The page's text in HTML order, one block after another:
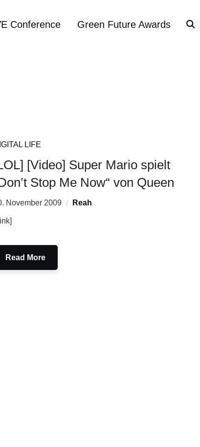
Conference Green Future Awards
LIFE
[Video] Super Mario spielt
Stop Me Now“ von Queen
November 2009 Reah
Read More